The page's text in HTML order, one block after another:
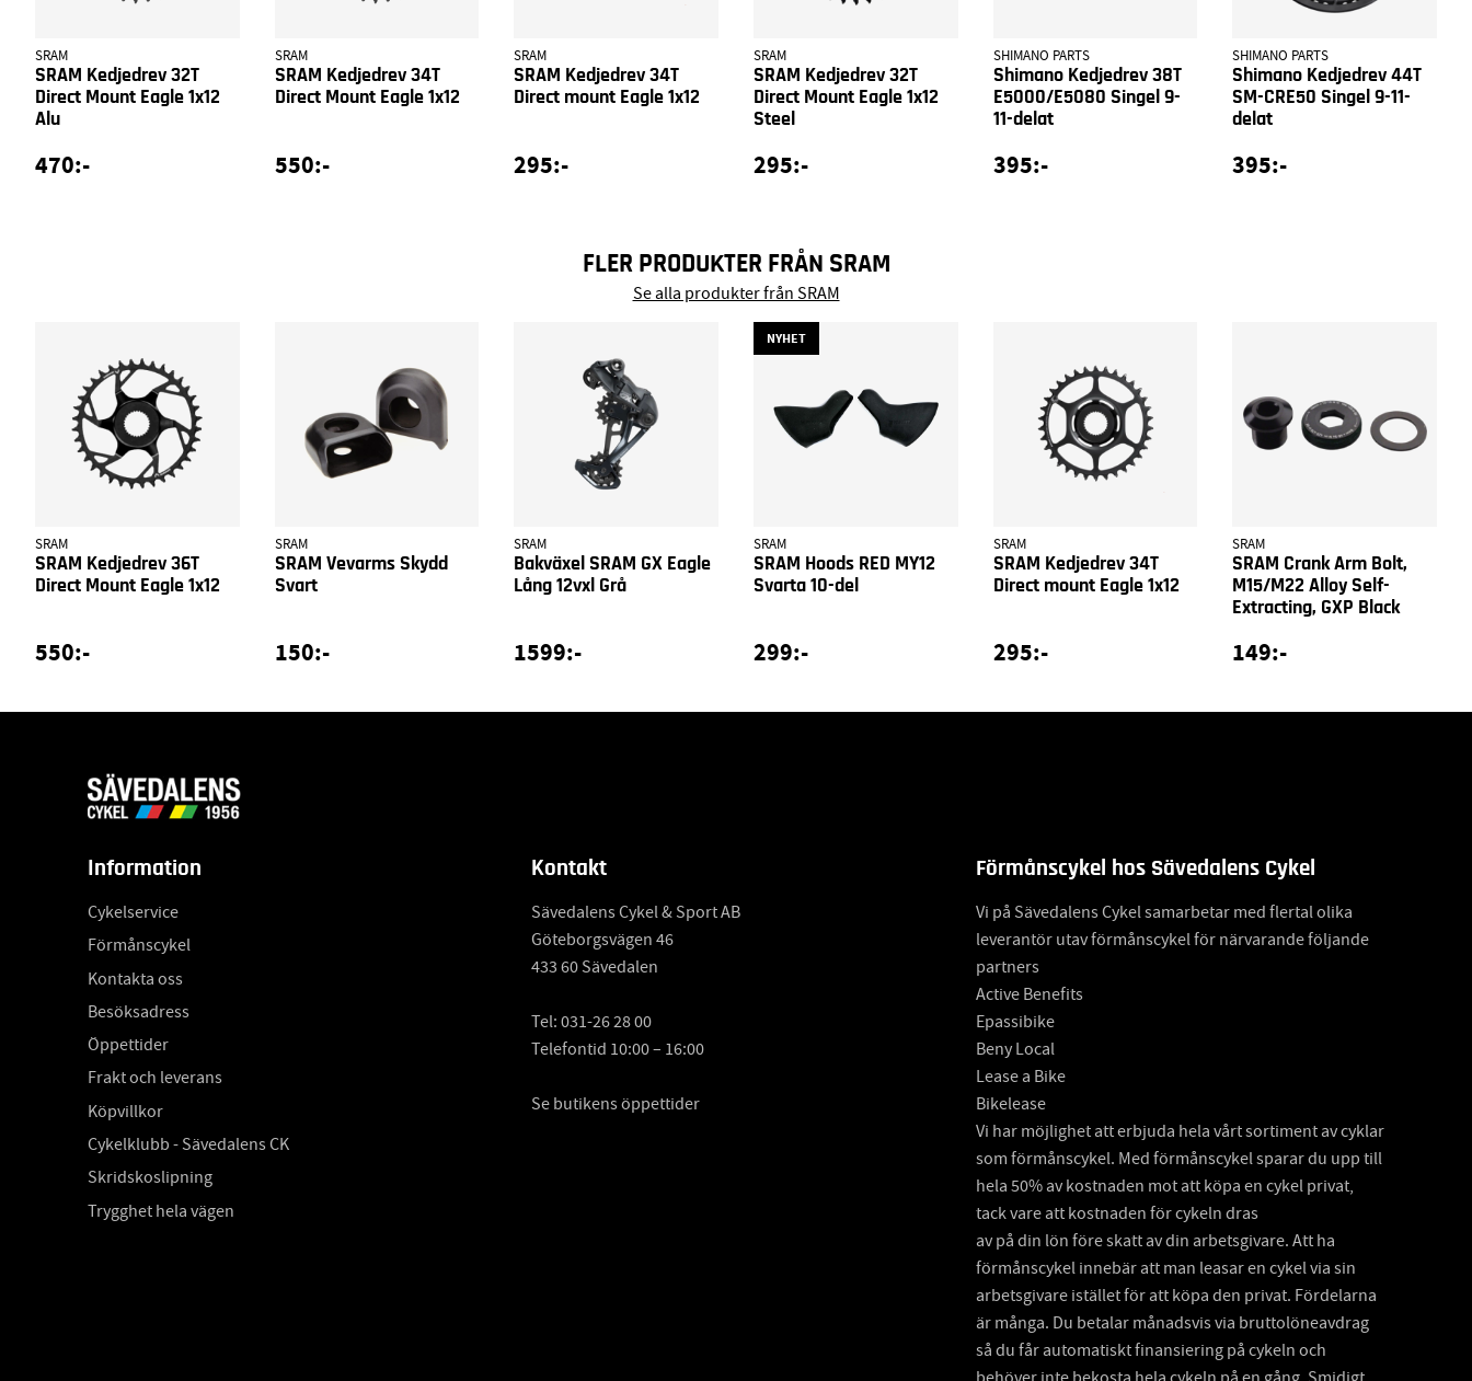
SRAM
SRAM Kedjedrev 32T
Direct Mount Eagle 1x12
Alu
470:-
SRAM
SRAM Kedjedrev 34T
Direct Mount Eagle 1x12
550:-
SRAM
SRAM Kedjedrev 34T
Direct mount Eagle 1x12
295:-
SRAM
SRAM Kedjedrev 32T
Direct Mount Eagle 1x12
Steel
295:-
SHIMANO PARTS
Shimano Kedjedrev 38T
E5000/E5080 Singel 9-
11-delat
395:-
SHIMANO PARTS
Shimano Kedjedrev 44T
SM-CRE50 Singel 9-11-
delat
395:-
FLER PRODUKTER FRÅN SRAM
Se alla produkter från SRAM
SRAM
SRAM Kedjedrev 36T
Direct Mount Eagle 1x12
550:-
SRAM
SRAM Vevarms Skydd
Svart
150:-
SRAM
Bakväxel SRAM GX Eagle
Lång 12vxl Grå
1599:-
NYHET
SRAM
SRAM Hoods RED MY12
Svarta 10-del
299:-
SRAM
SRAM Kedjedrev 34T
Direct mount Eagle 1x12
295:-
SRAM
SRAM Crank Arm Bolt,
M15/M22 Alloy Self-
Extracting, GXP Black
149:-
Information
Cykelservice
Förmånscykel
Kontakta oss
Besöksadress
Öppettider
Frakt och leverans
Köpvillkor
Cykelklubb - Sävedalens CK
Skridskoslipning
Trygghet hela vägen
Kontakt
Sävedalens Cykel & Sport AB
Göteborgsvägen 46
433 60 Sävedalen
Tel:031-26 28 00
Telefontid 10:00 – 16:00
Se butikens öppettider
Förmånscykel hos Sävedalens Cykel
Vi på Sävedalens Cykel samarbetar med flertal olika
leverantör utav förmånscykel för närvarande följande
partners
Active Benefits
Epassibike
Beny Local
Lease a Bike
Bikelease
Vi har möjlighet att erbjuda hela vårt sortiment av cyklar
som förmånscykel. Med förmånscykel sparar du upp till
hela 50% av kostnaden mot att köpa en cykel privat,
tack vare att kostnaden för cykeln dras
av på din lön före skatt av din arbetsgivare. Att ha
förmånscykel innebär att man leasar en cykel via sin
arbetsgivare istället för att köpa den privat. Fördelarna
är många. Du betalar månadsvis via bruttolöneavdrag
så du får automatiskt finansiering på cykeln och